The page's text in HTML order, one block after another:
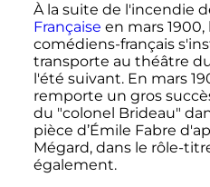
À la suite de l'incendie
Française en mars
comédiens-français
transporte au théâtre
l'été suivant. En mars
remporte un gros
du "colonel Brideau"
pièce d’Émile Fabre
Mégard, dans le rôle-
également.